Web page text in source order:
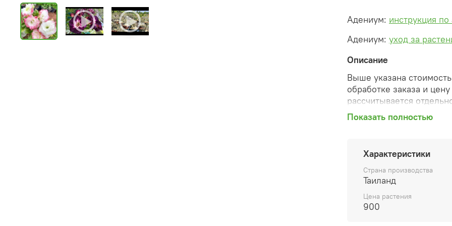
Адениум: инструкция по
Адениум: уход за
Описание
Выше указана
обработке заказа и
рассчитывается
После оформления
способ доставки,
согласованные счета
предварительный заказ
Внимание: фото в
вы получите. Растения
Показать полностью
Характеристики
Страна производства
Таиланд
Цена растения
900